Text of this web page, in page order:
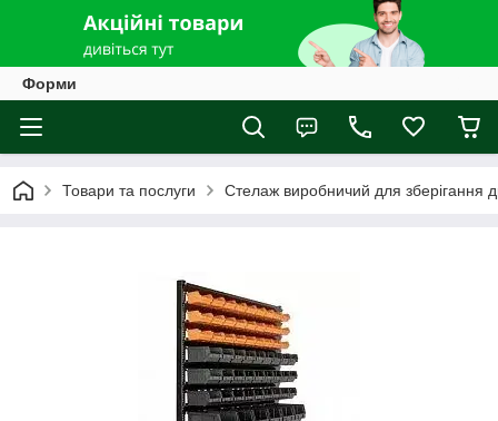
Форми
Товари та послуги Стелаж виробничий для зберігання